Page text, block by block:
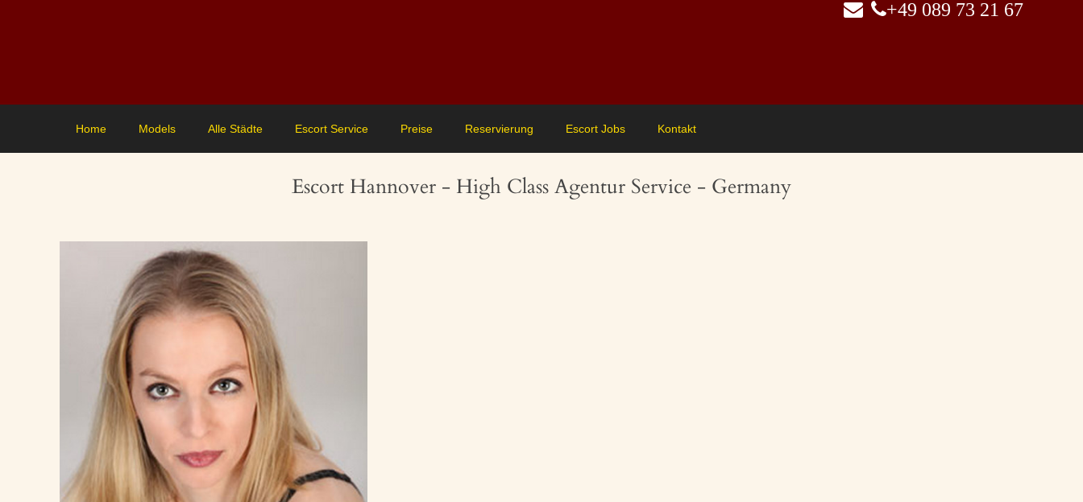
+49 089 73 21 67
Home Models Alle Städte Escort Service Preise Reservierung Escort Jobs Kontakt
Escort Hannover - High Class Agentur Service - Germany